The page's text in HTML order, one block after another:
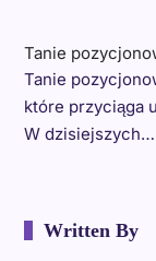
Tanie
Tanie
które przyciąga
W dzisiejszych…
Written By